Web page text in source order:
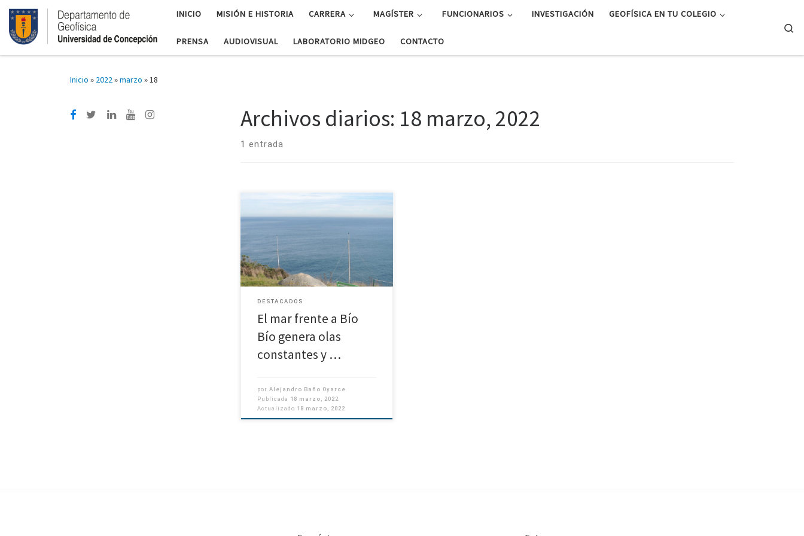
INICIO MISIÓN E HISTORIA CARRERA MAGÍSTER FUNCIONARIOS INVESTIGACIÓN GEOFÍSICA EN TU COLEGIO
PRENSA AUDIOVISUAL LABORATORIO MIDGEO CONTACTO
Inicio » 2022 »marzo » 18
Archivos diarios: 18 marzo, 2022
1 entrada
Concepción. Las olas que se generan
en el mar frente a las costas de la
Región del Bío Bío tienen buen
potencial […]
DESTACADOS
El mar frente a Bío
Bío genera olas
constantes y …
porAlejandro Baño Oyarce
Publicada 18 marzo, 2022
Actualizado 18 marzo, 2022